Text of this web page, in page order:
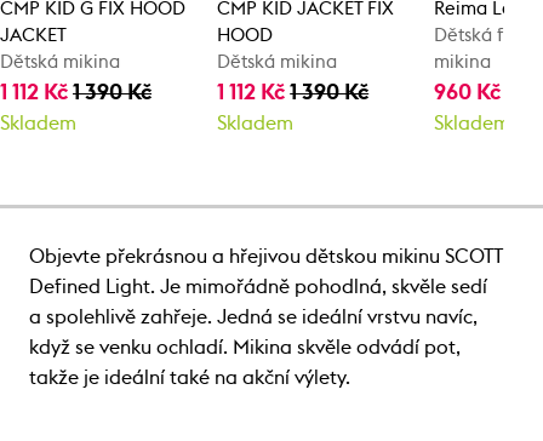
CMP KID G FIX HOOD
JACKET
Dětská mikina
1 112 Kč 1 390 Kč
Skladem
CMP KID JACKET FIX
HOOD
Dětská mikina
1 112 Kč1 390 Kč
Skladem
Reima
Dětská
mikina
960 Kč
Skladem
Objevte překrásnou a hřejivou dětskou mikinu SCOTT
Defined Light. Je mimořádně pohodlná, skvěle sedí
a spolehlivě zahřeje. Jedná se ideální vrstvu navíc,
když se venku ochladí. Mikina skvěle odvádí pot,
takže je ideální také na akční výlety.